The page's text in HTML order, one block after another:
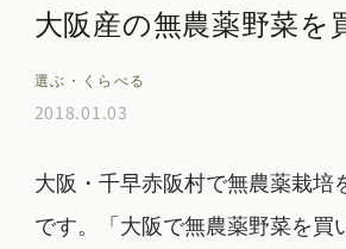
大阪産の無農薬野菜を
選ぶ・くらべる
2018.01.03
大阪・千早赤阪村で無農薬栽培
です。「大阪で無農薬野菜を買